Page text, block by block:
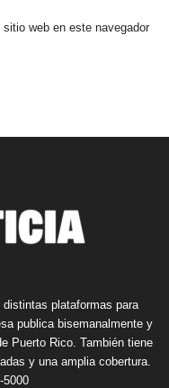
web en este navegador
plataformas para
publica bisemanalmente y
Puerto Rico. También tiene
y una amplia cobertura.
5000